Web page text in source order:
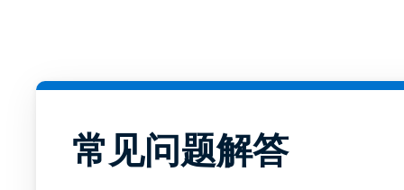
常见问题解答